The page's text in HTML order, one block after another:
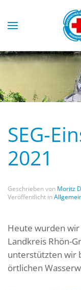
Skip to main
SEG-
2021
Geschrieben von Moritz
Veröffentlicht in
Heute wurden wir
Landkreis Rhön-
unterstützten wir
örtlichen